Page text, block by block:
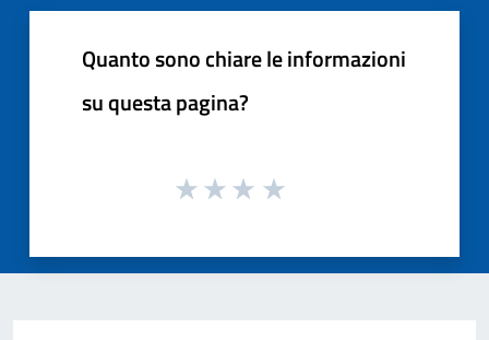
Quanto sono chiare le informazioni
su questa pagina?